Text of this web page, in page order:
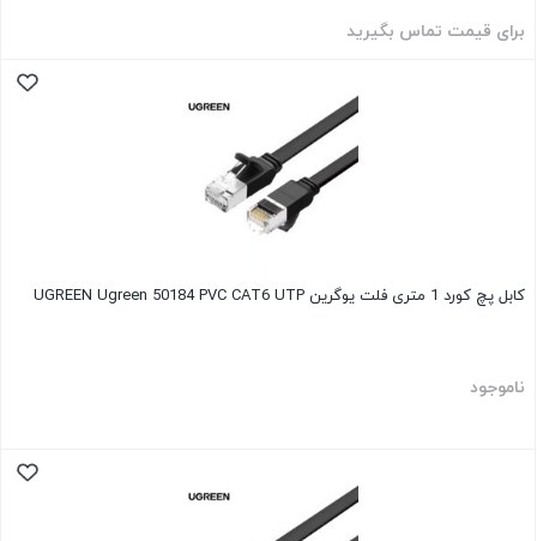
برای قیمت تماس بگیرید
کابل پچ کورد 1 متری فلت یوگرین UGREEN Ugreen 50184 PVC CAT6 UTP
ناموجود